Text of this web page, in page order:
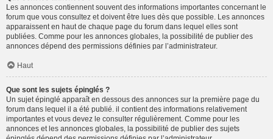
Les annonces contiennent souvent des informations importantes concernant le
forum que vous consultez et doivent être lues dès que possible. Les annonces
apparaissent en haut de chaque page du forum dans lequel elles sont
publiées. Comme pour les annonces globales, la possibilité de publier des
annonces dépend des permissions définies par l’administrateur.
Haut
Que sont les sujets épinglés ?
Un sujet épinglé apparaît en dessous des annonces sur la première page du
forum dans lequel il a été publié. il contient des informations relativement
importantes et vous devez le consulter régulièrement. Comme pour les
annonces et les annonces globales, la possibilité de publier des sujets